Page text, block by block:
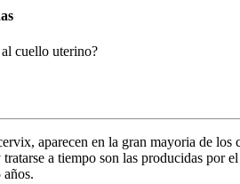
cuello uterino?
aparecen en la gran mayoria de
a tiempo son las producidas por